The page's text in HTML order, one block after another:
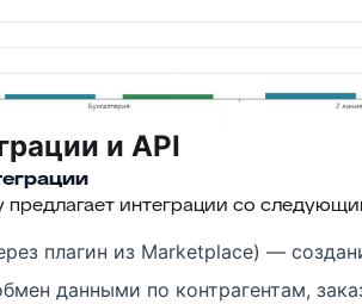
и API
предлагает интеграции со
плагин из Marketplace) —
данными по контрагентам,